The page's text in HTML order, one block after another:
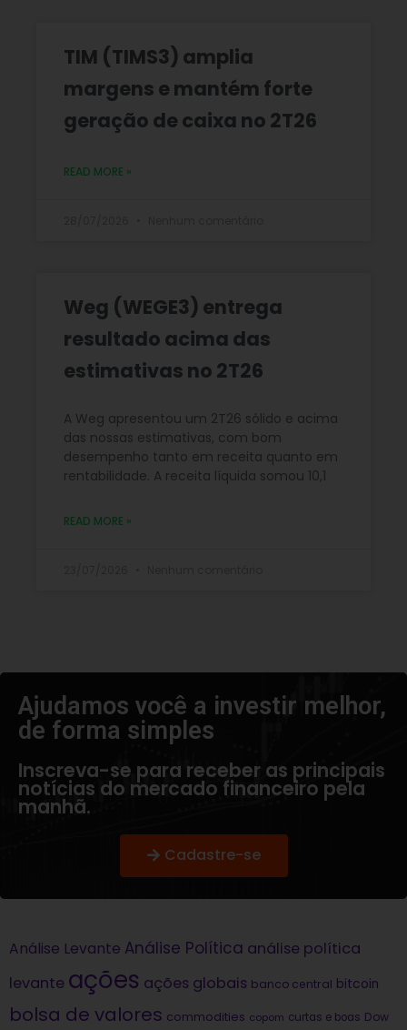
TIM (TIMS3) amplia
margens e mantém forte
geração de caixa no 2T26
READ MORE »
Weg (WEGE3) entrega
resultado acima das
estimativas no 2T26
A Weg apresentou um 2T26 sólido e acima
das nossas estimativas, com bom
desempenho tanto em receita quanto em
rentabilidade. A receita líquida somou 10,1
READ MORE »
Ajudamos você a investir melhor,
de forma simples​
Inscreva-se para receber as principais
notícias do mercado financeiro pela
manhã.
Cadastre-se
Análise Levante Análise Política análise política
levante ações ações globais banco central bitcoin
bolsa de valores commodities copom curtas e boas Dow